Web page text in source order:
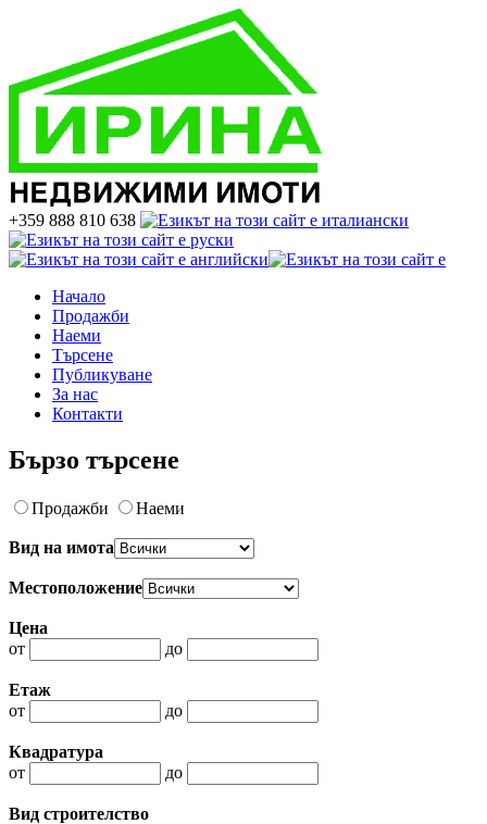
+359 888 810 638
Начало
Продажби
Наеми
Търсене
Публикуване
За нас
Контакти
Бързо търсене
Продажби Наеми
Вид на имота
Местоположение
Цена
от
до
Етаж
от
до
Квадратура
от
до
Вид строителство